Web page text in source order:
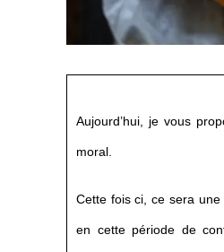
Aujourd’hui, je vous
moral.
Cette fois ci, ce sera
en cette période de